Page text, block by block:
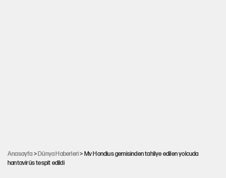
Anasayfa >Dünya Haberleri> Mv Hondius gemisinden tahliye edilen yolcuda
hantavirüs tespit edildi